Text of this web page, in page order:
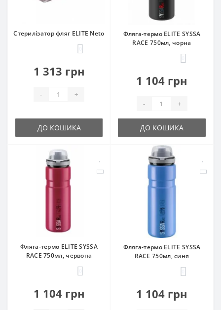
Стерилізатор фляг ELITE Neto
1 313 грн
- +
ДО КОШИКА
Фляга-термо ELITE SYSSA
RACE 750мл, чорна
1 104 грн
- +
ДО КОШИКА
Фляга-термо ELITE SYSSA
RACE 750мл, червона
1 104 грн
Фляга-термо ELITE SYSSA
RACE 750мл, синя
1 104 грн